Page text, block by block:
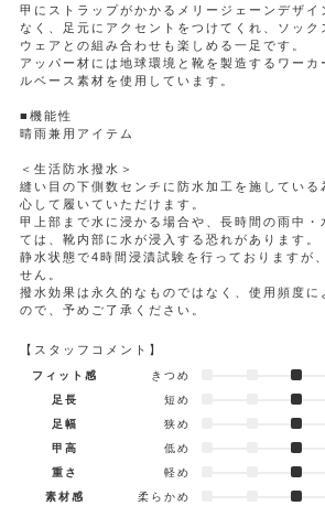
甲にストラップがかかるメリージェーンデザイ
なく、足元にアクセントをつけてくれ、ソック
ウェアとの組み合わせも楽しめる一足です。
アッパー材には地球環境と靴を製造するワーカ
ルベース素材を使用しています。
■機能性
晴雨兼用アイテム
＜生活防水撥水＞
縫い目の下側数センチに防水加工を施している
心して履いていただけます。
甲上部まで水に浸かる場合や、長時間の雨中・
ては、靴内部に水が浸入する恐れがあります。
静水状態で4時間浸漬試験を行っておりますが
せん。
撥水効果は永久的なものではなく、使用頻度に
ので、予めご了承ください。
【スタッフコメント】
フィット感 きつめ
足長
短め
足幅
狭め
甲高
低め
重さ
軽め
素材感
柔らかめ